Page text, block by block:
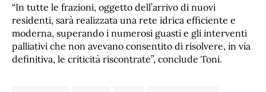
“In tutte le frazioni, oggetto dell’arrivo di nuovi
residenti, sarà realizzata una rete idrica efficiente e
moderna, superando i numerosi guasti e gli interventi
palliativi che non avevano consentito di risolvere, in via
definitiva, le criticità riscontrate”, conclude Toni.